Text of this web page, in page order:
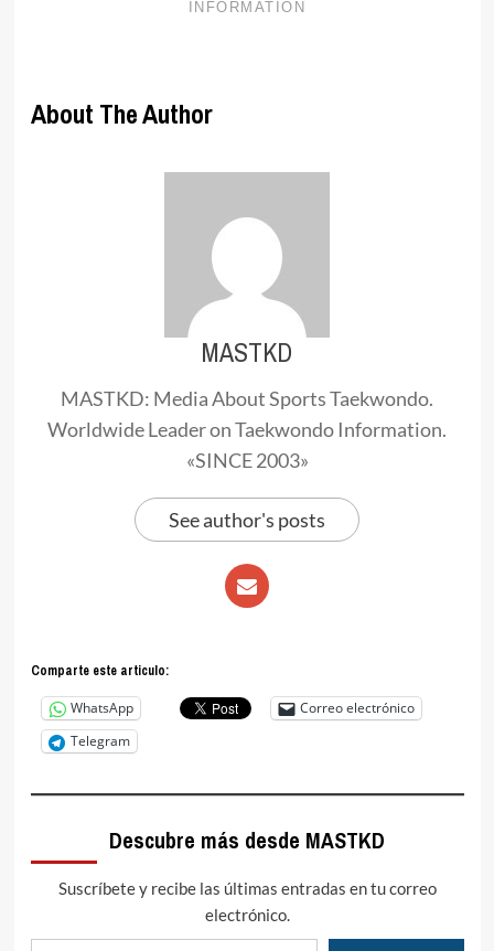
About The Author
MASTKD
MASTKD: Media About Sports Taekwondo.
Worldwide Leader on Taekwondo Information.
«SINCE 2003»
See author's posts
Comparte este articulo:
WhatsApp
Correo electrónico
Telegram
Descubre más desde MASTKD
Suscríbete y recibe las últimas entradas en tu correo
electrónico.
Escribe tu correo electrónico…